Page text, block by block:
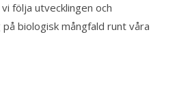
följa utvecklingen och
biologisk mångfald runt våra